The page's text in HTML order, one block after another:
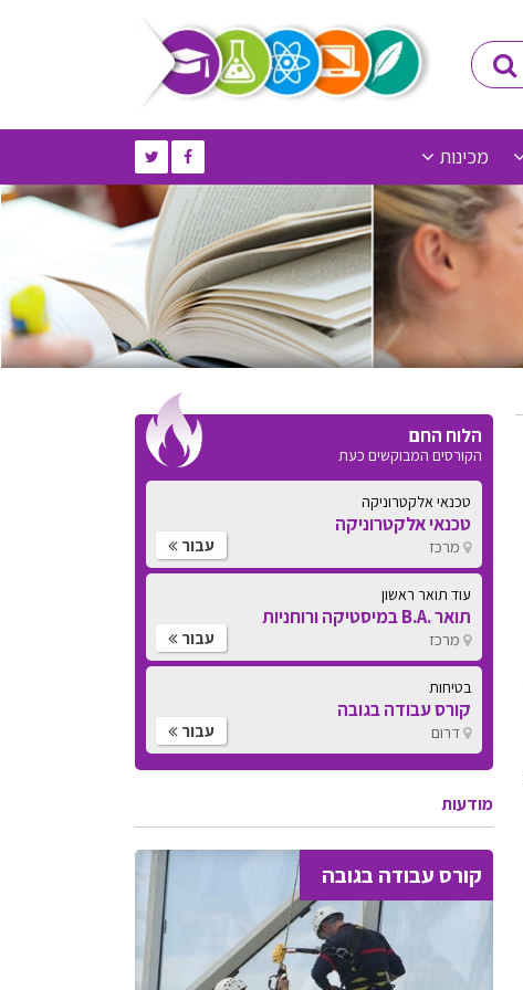
מכינות
הלוח החם
הקורסים המבוקשים כעת
טכנאי אלקטרוניקה
טכנאי אלקטרוניקה
מרכז עבור
עוד תואר ראשון
תואר .B.A במיסטיקה ורוחניות
מרכז עבור
בטיחות
קורס עבודה בגובה
דרום עבור
מודעות
קורס עבודה בגובה